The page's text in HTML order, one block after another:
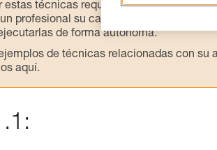
estas técnicas requiere una formación y
profesional su capacidad para ejecutar
de forma autónoma.
de técnicas relacionadas con su
aquí.